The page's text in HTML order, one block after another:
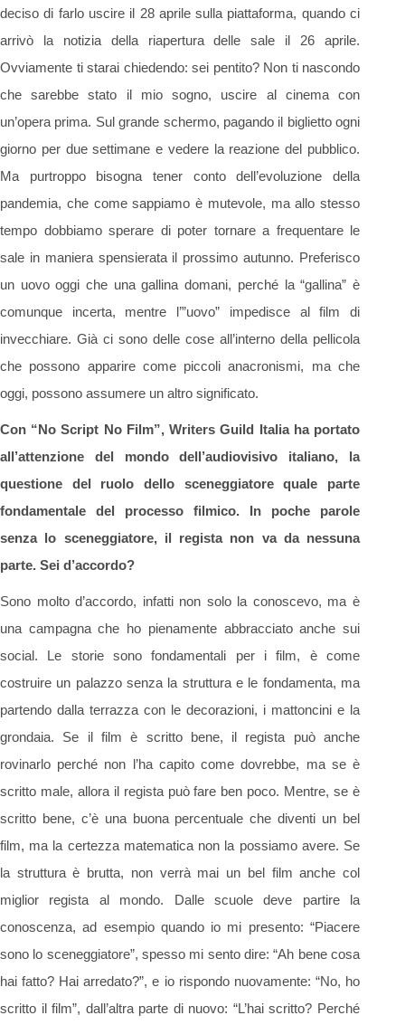
deciso di farlo uscire il 28 aprile sulla piattaforma, quando ci
arrivò la notizia della riapertura delle sale il 26 aprile.
Ovviamente ti starai chiedendo: sei pentito? Non ti nascondo
che sarebbe stato il mio sogno, uscire al cinema con
un’opera prima. Sul grande schermo, pagando il biglietto ogni
giorno per due settimane e vedere la reazione del pubblico.
Ma purtroppo bisogna tener conto dell’evoluzione della
pandemia, che come sappiamo è mutevole, ma allo stesso
tempo dobbiamo sperare di poter tornare a frequentare le
sale in maniera spensierata il prossimo autunno. Preferisco
un uovo oggi che una gallina domani, perché la “gallina” è
comunque incerta, mentre l’”uovo” impedisce al film di
invecchiare. Già ci sono delle cose all’interno della pellicola
che possono apparire come piccoli anacronismi, ma che
oggi, possono assumere un altro significato.
Con “No Script No Film”, Writers Guild Italia ha portato
all’attenzione del mondo dell’audiovisivo italiano, la
questione del ruolo dello sceneggiatore quale parte
fondamentale del processo filmico. In poche parole
senza lo sceneggiatore, il regista non va da nessuna
parte. Sei d’accordo?
Sono molto d’accordo, infatti non solo la conoscevo, ma è
una campagna che ho pienamente abbracciato anche sui
social. Le storie sono fondamentali per i film, è come
costruire un palazzo senza la struttura e le fondamenta, ma
partendo dalla terrazza con le decorazioni, i mattoncini e la
grondaia. Se il film è scritto bene, il regista può anche
rovinarlo perché non l’ha capito come dovrebbe, ma se è
scritto male, allora il regista può fare ben poco. Mentre, se è
scritto bene, c’è una buona percentuale che diventi un bel
film, ma la certezza matematica non la possiamo avere. Se
la struttura è brutta, non verrà mai un bel film anche col
miglior regista al mondo. Dalle scuole deve partire la
conoscenza, ad esempio quando io mi presento: “Piacere
sono lo sceneggiatore”, spesso mi sento dire: “Ah bene cosa
hai fatto? Hai arredato?”, e io rispondo nuovamente: “No, ho
scritto il film”, dall’altra parte di nuovo: “L’hai scritto? Perché